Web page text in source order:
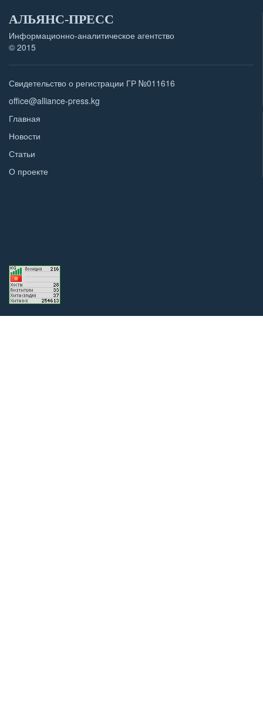
АЛЬЯНС-ПРЕСС
Информационно-аналитическое агентство
© 2015
Свидетельство о регистрации ГР №011616
office@alliance-press.kg
Главная
Новости
Статьи
О проекте